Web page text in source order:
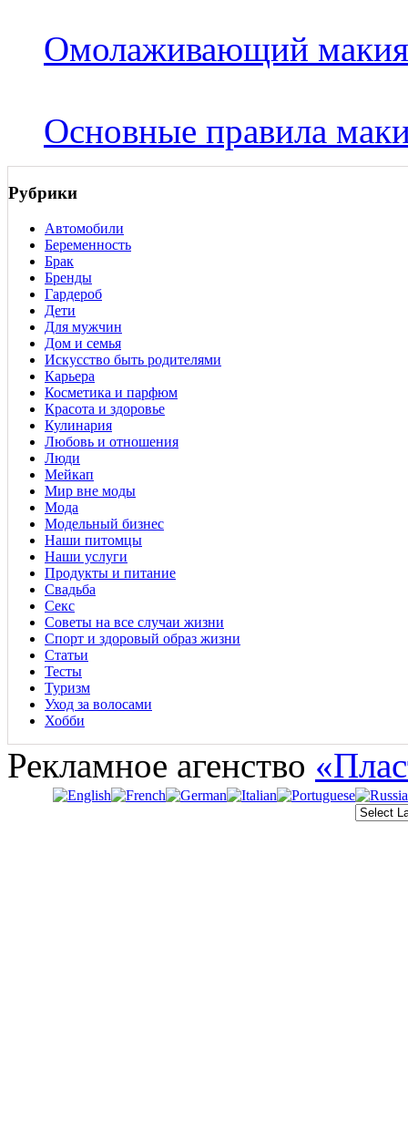
Омолаживающий
Основные правила
Рубрики
Автомобили
Беременность
Брак
Бренды
Гардероб
Дети
Для мужчин
Дом и семья
Искусство быть родителями
Карьера
Косметика и парфюм
Красота и здоровье
Кулинария
Любовь и отношения
Люди
Мейкап
Мир вне моды
Мода
Модельный бизнес
Наши питомцы
Наши услуги
Продукты и питание
Свадьба
Секс
Советы на все случаи жизни
Спорт и здоровый образ жизни
Статьи
Тесты
Туризм
Уход за волосами
Хобби
Рекламное агенство